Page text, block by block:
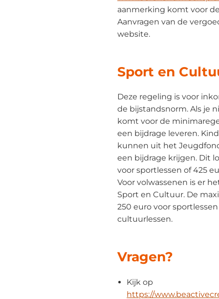
aanmerking komt voor
Aanvragen van de
website.
Sport en
Deze regeling is voor
de bijstandsnorm. Als je
komt voor de
een bijdrage leveren.
kunnen uit het
een bijdrage krijgen. Dit
voor sportlessen of 425
Voor volwassenen is er
Sport en Cultuur. De
250 euro voor
cultuurlessen.
Vragen?
Kijk op
https://